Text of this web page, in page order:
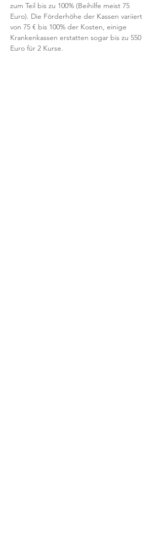
zum Teil bis zu 100% (Beihilfe meist 75
Euro). Die Förderhöhe der Kassen variiert
von 75 € bis 100% der Kosten, einige
Krankenkassen erstatten sogar bis zu 550
Euro für 2 Kurse.